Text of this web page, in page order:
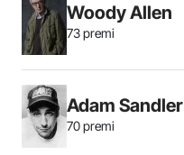
Woody Allen
73 premi
Adam Sandler
70 premi